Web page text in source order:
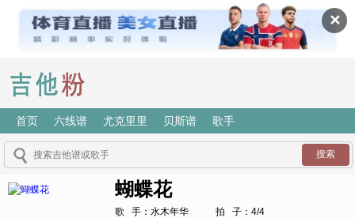
✕
首页 六线谱 尤克里里 贝斯谱 歌手
蝴蝶花
歌 手：水木年华
拍 子：4/4